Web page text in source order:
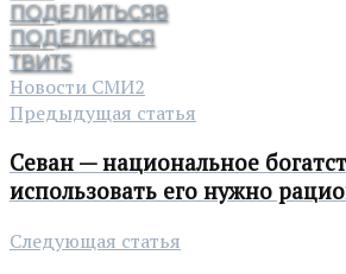
ПОДЕЛИТЬСЯ8
ПОДЕЛИТЬСЯ
ТВИТ5
Новости СМИ2
Предыдущая статья
Севан — национальное
использовать его нужно
Следующая статья